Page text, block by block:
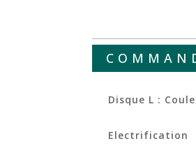
Disque L :
Electrification